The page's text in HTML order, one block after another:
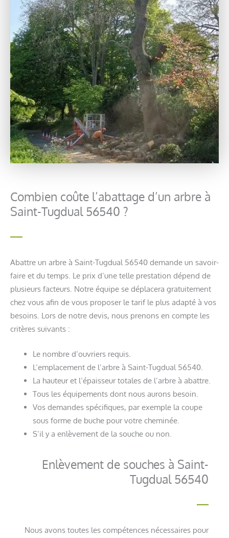
Combien coûte l’abattage d’un arbre à
Saint-Tugdual 56540 ?
Abattre un arbre à Saint-Tugdual 56540 demande un savoir-
faire et du temps. Le prix d’une telle prestation dépend de
plusieurs facteurs. Notre équipe se déplacera gratuitement
chez vous afin de vous proposer le tarif le plus adapté à vos
besoins. Lors de notre devis, nous prenons en compte les
critères suivants :
Le nombre d’ouvriers requis.
L’emplacement de l’arbre à Saint-Tugdual 56540.
La hauteur et l’épaisseur totales de l’arbre à abattre.
Tous les équipements dont nous aurons besoin.
Vos demandes spécifiques, par exemple la coupe
sous forme de buche pour votre cheminée.
S’il y a enlèvement de la souche ou non.
Enlèvement de souches à Saint-
Tugdual 56540
Nous avons toutes les compétences nécessaires pour